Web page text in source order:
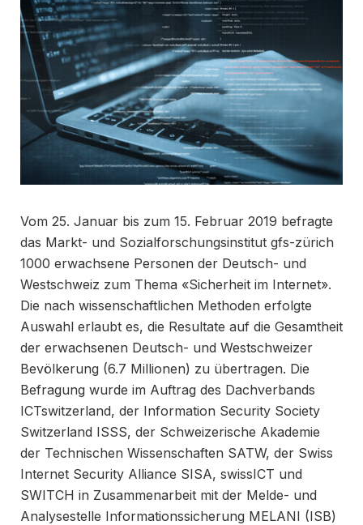
Vom 25. Januar bis zum 15. Februar 2019 befragte
das Markt- und Sozialforschungsinstitut gfs-zürich
1000 erwachsene Personen der Deutsch- und
Westschweiz zum Thema «Sicherheit im Internet».
Die nach wissen­schaftlichen Methoden erfolgte
Auswahl erlaubt es, die Resultate auf die Gesamtheit
der erwachsenen Deutsch- und Westschweizer
Bevölkerung (6.7 Millionen) zu übertragen. Die
Befragung wurde im Auftrag des Dachverbands
ICTswitzerland, der Information Security Society
Switzerland ISSS, der Schweizerische Akademie
der Technischen Wissenschaften SATW, der Swiss
Internet Security Alliance SISA, swissICT und
SWITCH in Zusammenarbeit mit der Melde- und
Analysestelle Informationssicherung MELANI (ISB)